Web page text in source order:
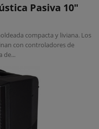
Pasiva 10"
compacta y liviana. Los
con controladores de
de...